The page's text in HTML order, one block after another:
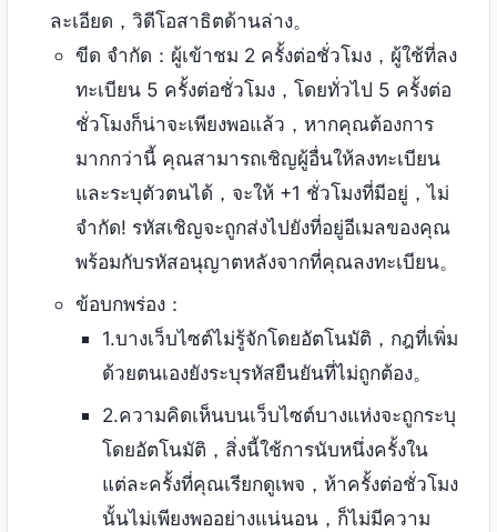
ละเอียด，วิดีโอสาธิตด้านล่าง。
ขีด จำกัด：ผู้เข้าชม 2 ครั้งต่อชั่วโมง，ผู้ใช้ที่ลง
ทะเบียน 5 ครั้งต่อชั่วโมง，โดยทั่วไป 5 ครั้งต่อ
ชั่วโมงก็น่าจะเพียงพอแล้ว，หากคุณต้องการ
มากกว่านี้ คุณสามารถเชิญผู้อื่นให้ลงทะเบียน
และระบุตัวตนได้，จะให้ +1 ชั่วโมงที่มีอยู่，ไม่
จำกัด! รหัสเชิญจะถูกส่งไปยังที่อยู่อีเมลของคุณ
พร้อมกับรหัสอนุญาตหลังจากที่คุณลงทะเบียน。
ข้อบกพร่อง：
1.บางเว็บไซต์ไม่รู้จักโดยอัตโนมัติ，กฎที่เพิ่ม
ด้วยตนเองยังระบุรหัสยืนยันที่ไม่ถูกต้อง。
2.ความคิดเห็นบนเว็บไซต์บางแห่งจะถูกระบุ
โดยอัตโนมัติ，สิ่งนี้ใช้การนับหนึ่งครั้งใน
แต่ละครั้งที่คุณเรียกดูเพจ，ห้าครั้งต่อชั่วโมง
นั้นไม่เพียงพออย่างแน่นอน，ก็ไม่มีความ